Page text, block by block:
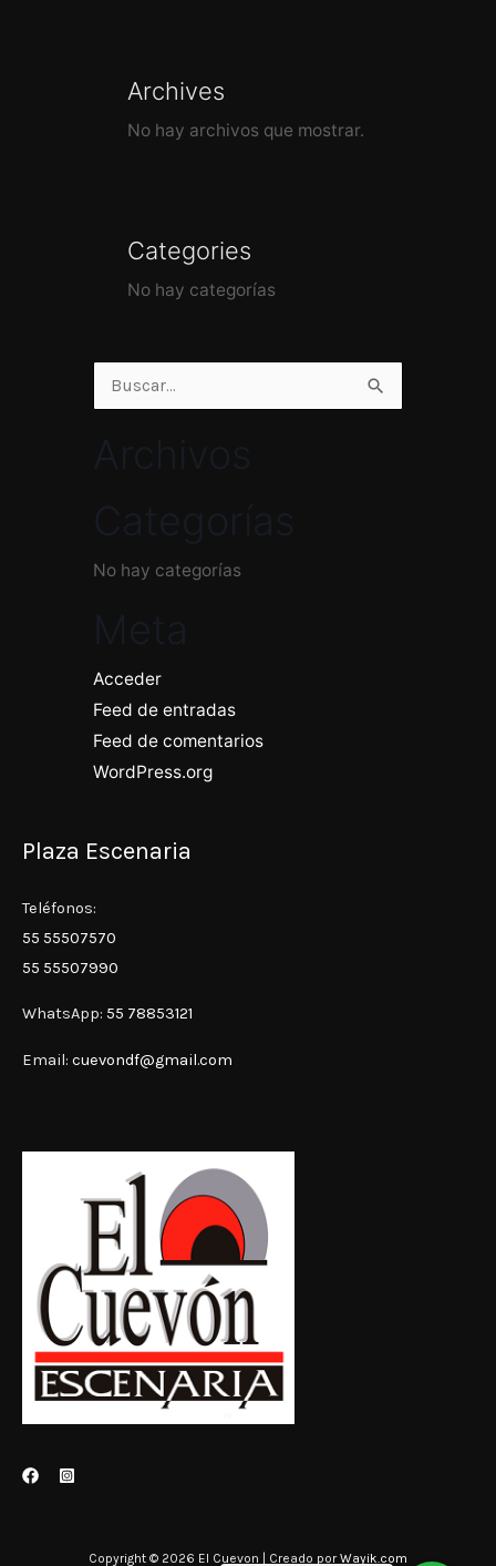
Archives
No hay archivos que mostrar.
Categories
No hay categorías
Buscar
No hay categorías
Acceder
Feed de entradas
Feed de comentarios
WordPress.org
Plaza Escenaria
Teléfonos:
55 55507570
55 55507990
WhatsApp: 55 78853121
Email: cuevondf@gmail.com
Copyright © 2026 El Cuevon | Creado por Wayik.com